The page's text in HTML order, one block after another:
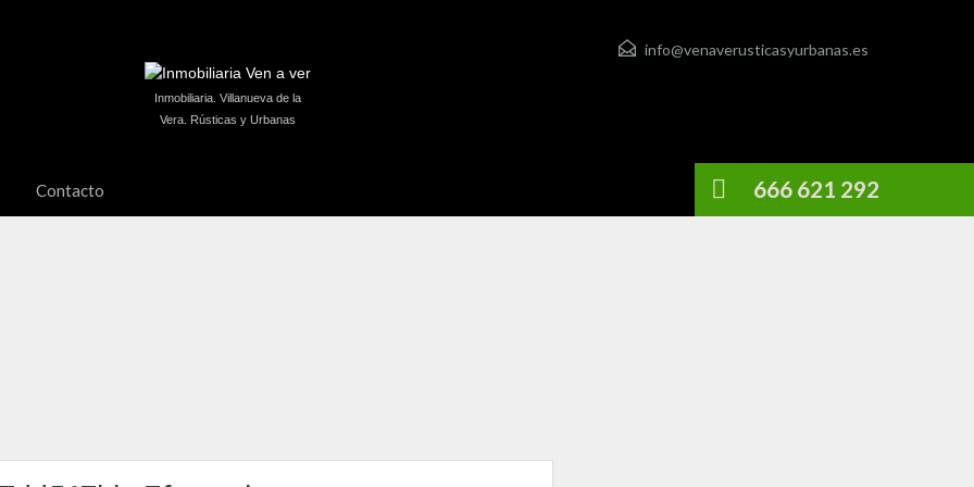
info@venaverusticasyurbanas.es
Inmobiliaria. Villanueva de la
Vera. Rústicas y Urbanas
Contacto 666 621 292